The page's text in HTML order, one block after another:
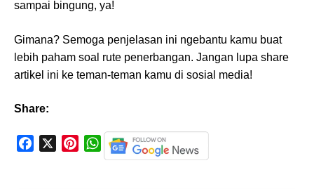
sampai bingung, ya!
Gimana? Semoga penjelasan ini ngebantu kamu buat
lebih paham soal rute penerbangan. Jangan lupa share
artikel ini ke teman-teman kamu di sosial media!
Share:
W
h